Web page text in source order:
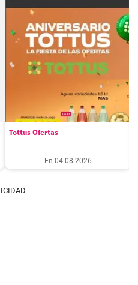
Tottus Ofertas
En 04.08.2026